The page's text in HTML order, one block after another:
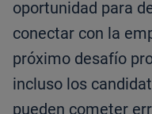
oportunidad para
conectar con la
próximo desafío
incluso los
pueden cometer